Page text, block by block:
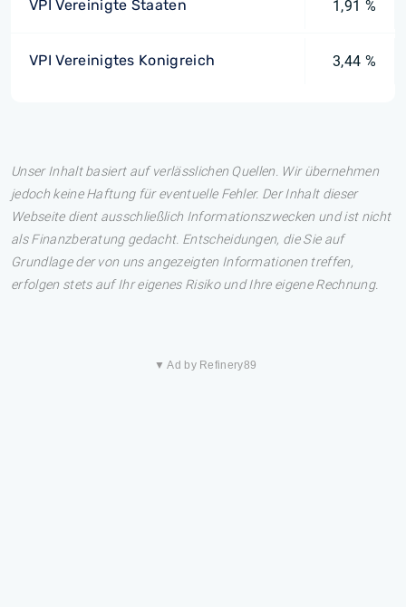
VPI Vereinigte Staaten 1,91 %
VPI Vereinigtes Konigreich 3,44 %
Unser Inhalt basiert auf verlässlichen Quellen. Wir übernehmen
jedoch keine Haftung für eventuelle Fehler. Der Inhalt dieser
Webseite dient ausschließlich Informationszwecken und ist nicht
als Finanzberatung gedacht. Entscheidungen, die Sie auf
Grundlage der von uns angezeigten Informationen treffen,
erfolgen stets auf Ihr eigenes Risiko und Ihre eigene Rechnung.
▼ Ad by Refinery89